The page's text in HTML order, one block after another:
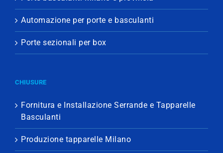
Automazione per porte e basculanti
Porte sezionali per box
CHIUSURE
Fornitura e Installazione Serrande e Tapparelle
Basculanti
Produzione tapparelle Milano